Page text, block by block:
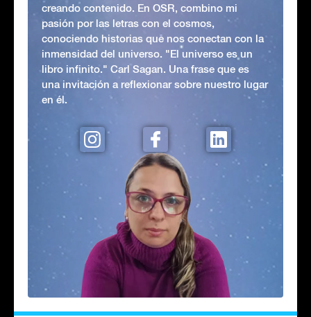
creando contenido. En OSR, combino mi
pasión por las letras con el cosmos,
conociendo historias que nos conectan con la
inmensidad del universo. "El universo es un
libro infinito." Carl Sagan. Una frase que es
una invitación a reflexionar sobre nuestro lugar
en él.